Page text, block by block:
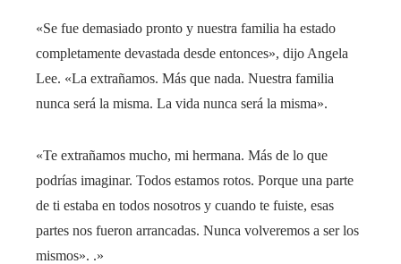
«Se fue demasiado pronto y nuestra familia ha estado
completamente devastada desde entonces», dijo Angela
Lee. «La extrañamos. Más que nada. Nuestra familia
nunca será la misma. La vida nunca será la misma».
«Te extrañamos mucho, mi hermana. Más de lo que
podrías imaginar. Todos estamos rotos. Porque una parte
de ti estaba en todos nosotros y cuando te fuiste, esas
partes nos fueron arrancadas. Nunca volveremos a ser los
mismos». .»